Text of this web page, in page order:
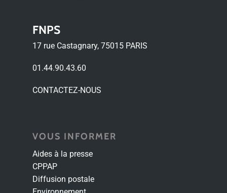
FNPS
17 rue Castagnary, 75015 PARIS
01.44.90.43.60
CONTACTEZ-NOUS
VOUS INFORMER
Aides à la presse
CPPAP
Diffusion postale